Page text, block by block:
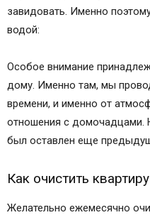
завидовать. Именно
водой:
Особое внимание
дому. Именно там, мы
времени, и именно от
отношения с домочадцами.
был оставлен еще
Как очистить
Желательно ежемесячно